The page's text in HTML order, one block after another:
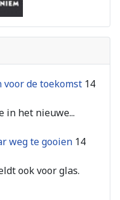
de toekomst 14
in het nieuwe...
weg te gooien 14
ook voor glas.